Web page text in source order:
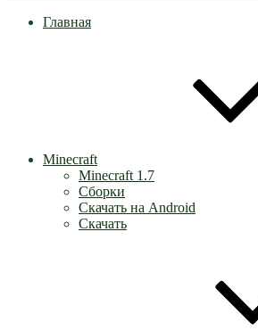
Главная
Minecraft
Minecraft 1.7
Сборки
Скачать на Android
Скачать